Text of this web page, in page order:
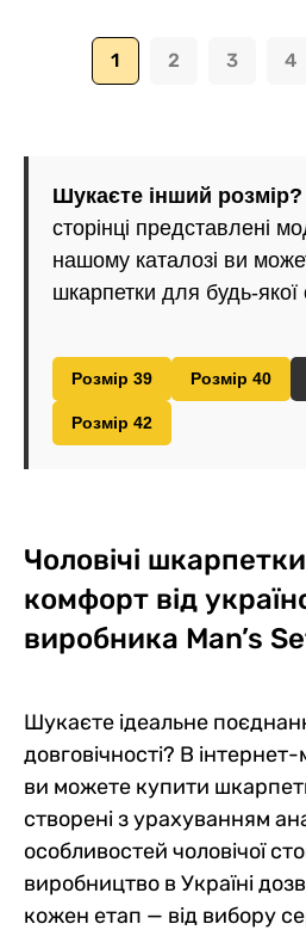
1 2 3 4
Шукаєте інший розмір?
сторінці представлені
нашому каталозі ви
шкарпетки для будь-якої
Розмір 39 Розмір 40
Розмір 42
Чоловічі
комфорт від
виробника Man’s
Шукаєте ідеальне
довговічності? В інтернет-
ви можете купити
створені з урахуванням
особливостей чоловічої
виробництво в Україні
кожен етап — від вибору